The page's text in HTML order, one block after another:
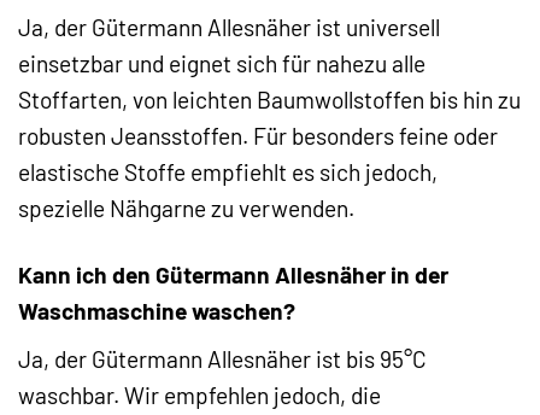
Ja, der Gütermann Allesnäher ist universell
einsetzbar und eignet sich für nahezu alle
Stoffarten, von leichten Baumwollstoffen bis hin zu
robusten Jeansstoffen. Für besonders feine oder
elastische Stoffe empfiehlt es sich jedoch,
spezielle Nähgarne zu verwenden.
Kann ich den Gütermann Allesnäher in der
Waschmaschine waschen?
Ja, der Gütermann Allesnäher ist bis 95°C
waschbar. Wir empfehlen jedoch, die